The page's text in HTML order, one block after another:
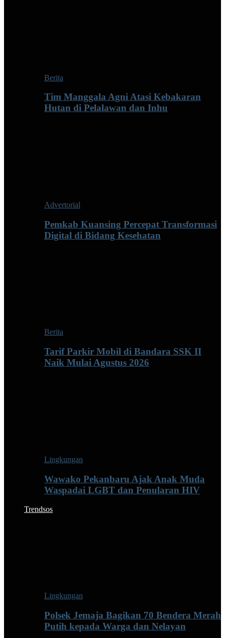
Berita
Tim Manggala Agni Atasi Kebakaran
Hutan di Pelalawan dan Inhu
Advertorial
Pemkab Kuansing Percepat Transformasi
Digital di Bidang Kesehatan
Berita
Tarif Parkir Mobil di Bandara SSK II
Naik Mulai Agustus 2026
Lingkungan
Wawako Pekanbaru Ajak Anak Muda
Waspadai LGBT dan Penularan HIV
Trendsos
Lingkungan
Polsek Jemaja Bagikan 70 Bendera Merah
Putih kepada Warga dan Nelayan